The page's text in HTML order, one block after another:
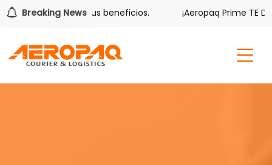
Breaking News
también tiene sus beneficios. ¡Aeropaq Prime TE DA